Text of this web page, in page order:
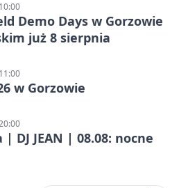
Demo Days w Gorzowie
już 8 sierpnia
w Gorzowie
DJ JEAN | 08.08: nocne